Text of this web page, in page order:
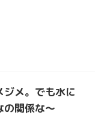
ジメ。でも水に
の関係な〜